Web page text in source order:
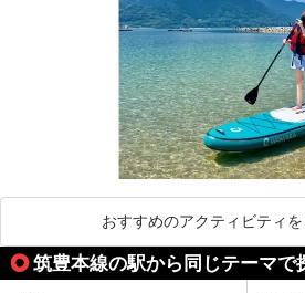
おすすめのアクティビティ
筑豊本線の駅から同じテーマで